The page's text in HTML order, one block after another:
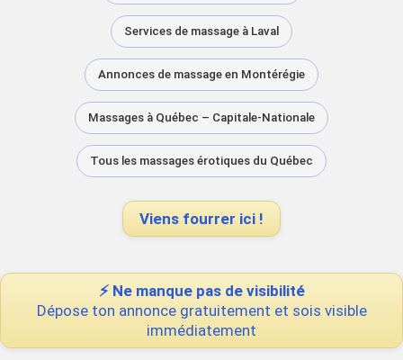
Services de massage à Laval
Annonces de massage en Montérégie
Massages à Québec – Capitale-Nationale
Tous les massages érotiques du Québec
Viens fourrer ici !
⚡ Ne manque pas de visibilité
Dépose ton annonce gratuitement et sois visible
immédiatement